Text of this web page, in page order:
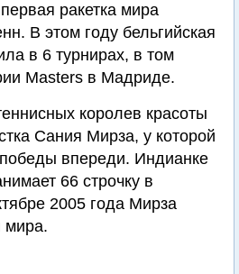
ракетка мира
В этом году бельгийская
в 6 турнирах, в том
Masters в Мадриде.
королев красоты
Сания Мирза, у которой
впереди. Индианке
66 строчку в
2005 года Мирза
мира.